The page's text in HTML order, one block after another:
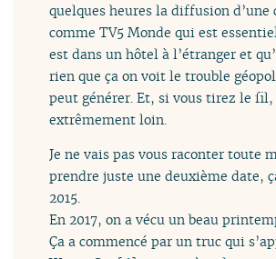
quelques heures la diffusion d’une
comme TV5 Monde qui est
est dans un hôtel à l’étranger et
rien que ça on voit le trouble
peut générer. Et, si vous tirez le
extrêmement loin.
Je ne vais pas vous raconter toute
prendre juste une deuxième date,
2015.
En 2017, on a vécu un beau
Ça a commencé par un truc qui